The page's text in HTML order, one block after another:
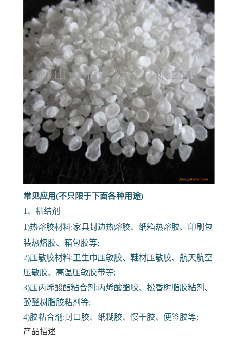
常见应用(不只限于下面各种用途)
1、粘结剂
1)热熔胶材料:家具封边热熔胶、纸箱热熔胶、印刷包
装热熔胶、箱包胶等;
2)压敏胶材料:卫生巾压敏胶、鞋材压敏胶、航天航空
压敏胶、高温压敏胶带等;
3)压丙烯酸酯粘合剂:丙烯酸酯胶、松香树脂胶粘剂、
酚醛树脂胶粘剂等;
4)胶粘合剂:封口胶、纸糊胶、慢干胶、便签胶等;
产品描述